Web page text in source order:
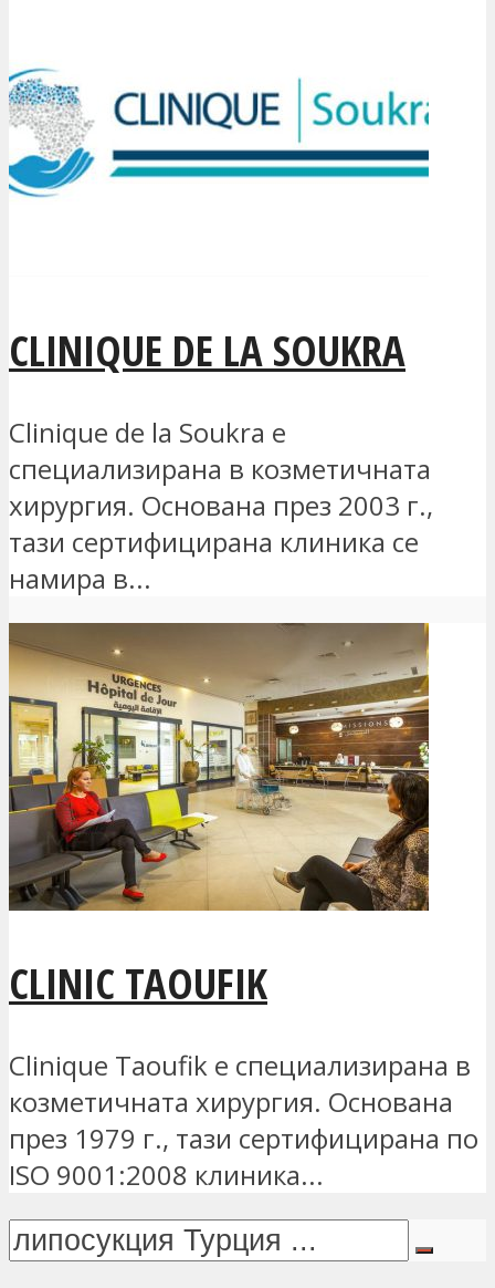
CLINIQUE DE LA SOUKRA
Clinique de la Soukra е
специализирана в козметичната
хирургия. Основана през 2003 г.,
тази сертифицирана клиника се
намира в...
CLINIC TAOUFIK
Clinique Taoufik е специализирана в
козметичната хирургия. Основана
през 1979 г., тази сертифицирана по
ISO 9001:2008 клиника...